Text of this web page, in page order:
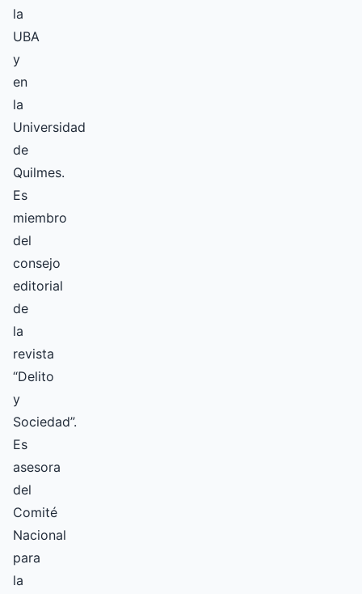
la
UBA
y
en
la
Universidad
de
Quilmes.
Es
miembro
del
consejo
editorial
de
la
revista
“Delito
y
Sociedad”.
Es
asesora
del
Comité
Nacional
para
la